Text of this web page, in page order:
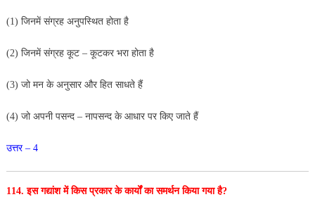
(1) जिनमें संग्रह अनुपस्थित होता है
(2) जिनमें संग्रह कूट – कूटकर भरा होता है
(3) जो मन के अनुसार और हित साधते हैं
(4) जो अपनी पसन्द – नापसन्द के आधार पर किए जाते हैं
उत्तर – 4
114. इस गद्यांश में किस प्रकार के कार्यों का समर्थन किया गया है?